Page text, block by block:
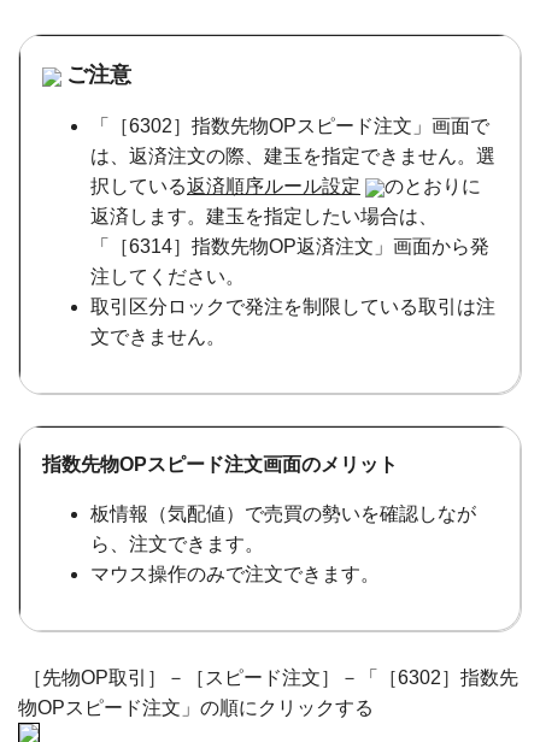
ご注意
「［6302］指数先物OPスピード注文」画面で
は、返済注文の際、建玉を指定できません。選
択している返済順序ルール設定
のとおりに
返済します。建玉を指定したい場合は、
「［6314］指数先物OP返済注文」画面から発
注してください。
取引区分ロックで発注を制限している取引は注
文できません。
指数先物OPスピード注文画面のメリット
板情報（気配値）で売買の勢いを確認しなが
ら、注文できます。
マウス操作のみで注文できます。
［先物OP取引］－［スピード注文］－「［6302］指数先
物OPスピード注文」の順にクリックする